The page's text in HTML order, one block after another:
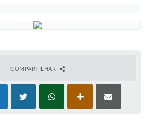
COMPARTILHAR